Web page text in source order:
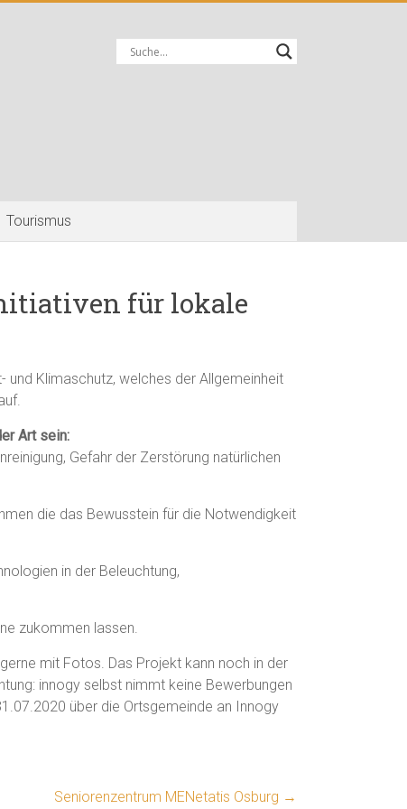
Tourismus
für lokale
und Klimaschutz, welches der Allgemeinheit
Art sein:
Gefahr der Zerstörung natürlichen
die das Bewusstein für die Notwendigkeit
in der Beleuchtung,
zukommen lassen.
mit Fotos. Das Projekt kann noch in der
innogy selbst nimmt keine Bewerbungen
über die Ortsgemeinde an Innogy
Seniorenzentrum MENetatis Osburg →